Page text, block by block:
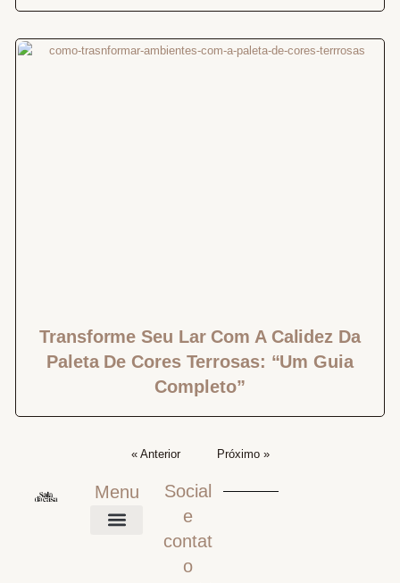
Transforme Seu Lar Com A Calidez Da
Paleta De Cores Terrosas: “Um Guia
Completo”
« Anterior Próximo »
Menu
Social
e
contat
o